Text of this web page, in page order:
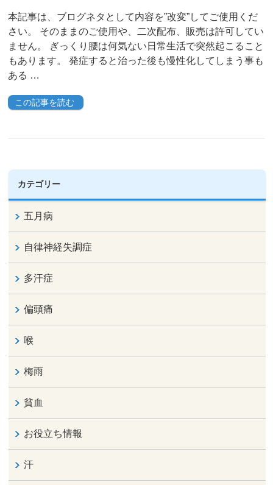
本記事は、ブログネタとして内容を”改変”してご使用くだ
さい。 そのままのご使用や、二次配布、販売は許可してい
ません。 ぎっくり腰は何気ない日常生活で突然起こること
もあります。 発症すると治った後も慢性化してしまう事も
ある …
この記事を読む
カテゴリー
五月病
自律神経失調症
多汗症
偏頭痛
喉
梅雨
貧血
お役立ち情報
汗